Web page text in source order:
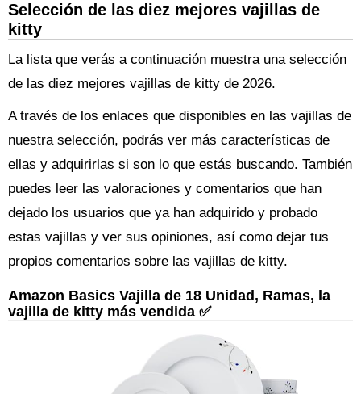
Selección de las diez mejores vajillas de
kitty
La lista que verás a continuación muestra una selección
de las diez mejores vajillas de kitty de 2026.
A través de los enlaces que disponibles en las vajillas de
nuestra selección, podrás ver más características de
ellas y adquirirlas si son lo que estás buscando. También
puedes leer las valoraciones y comentarios que han
dejado los usuarios que ya han adquirido y probado
estas vajillas y ver sus opiniones, así como dejar tus
propios comentarios sobre las vajillas de kitty.
Amazon Basics Vajilla de 18 Unidad, Ramas, la
vajilla de kitty más vendida ✅